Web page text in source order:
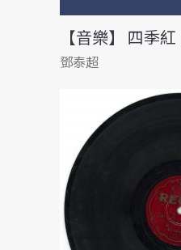
【音樂】 四季紅
鄧泰超